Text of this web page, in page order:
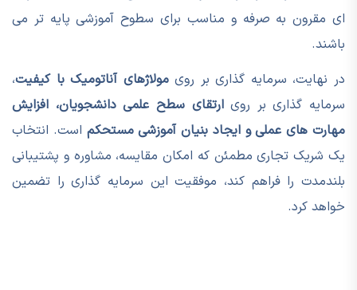
ای مقرون به صرفه و مناسب برای سطوح آموزشی پایه تر می
باشند.
در نهایت، سرمایه گذاری بر رویمولاژهای آناتومیک با کیفیت،
سرمایه گذاری بر رویارتقای سطح علمی دانشجویان، افزایش
مهارت های عملی و ایجاد بنیان آموزشی مستحکم است. انتخاب
یک شریک تجاری مطمئن که امکان مقایسه، مشاوره و پشتیبانی
بلندمدت را فراهم کند، موفقیت این سرمایه گذاری را تضمین
خواهد کرد.